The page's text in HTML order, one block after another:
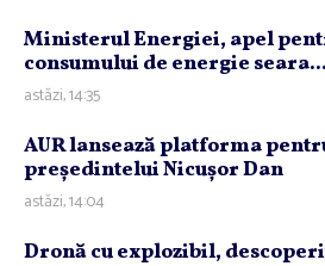
Ministerul Energiei, apel
consumului de energie
astăzi, 14:35
AUR lansează platforma
preşedintelui Nicuşor Dan
astăzi, 14:04
Dronă cu explozibil,